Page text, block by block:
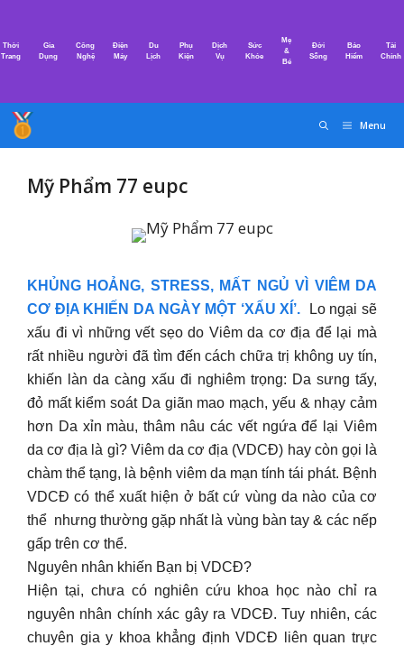
nội
Thời
Trang
Gia
Dụng
Công
Nghệ
Điện
Máy
Du
Lịch
Phụ
Kiện
Dịch
Vụ
Sức
Khỏe
Mẹ
&
Bé
Đời
Sống
Bảo
Hiểm
Tài
Chính
Menu
Mỹ Phẩm 77 eupc
KHỦNG HOẢNG, STRESS, MẤT NGỦ VÌ VIÊM DA
CƠ ĐỊA KHIẾN DA NGÀY MỘT ‘XẤU XÍ’.
Lo ngại sẽ
xấu đi vì những vết sẹo do Viêm da cơ địa để lại mà
rất nhiều người đã tìm đến cách chữa trị không uy tín,
khiến làn da càng xấu đi nghiêm trọng: Da sưng tấy,
đỏ mất kiểm soát Da giãn mao mạch, yếu & nhạy cảm
hơn Da xỉn màu, thâm nâu các vết ngứa để lại Viêm
da cơ địa là gì? Viêm da cơ địa (VDCĐ) hay còn gọi là
chàm thể tạng, là bệnh viêm da mạn tính tái phát. Bệnh
VDCĐ có thể xuất hiện ở bất cứ vùng da nào của cơ
thể nhưng thường gặp nhất là vùng bàn tay & các nếp
gấp trên cơ thể.
Nguyên nhân khiến Bạn bị VDCĐ?
Hiện tại, chưa có nghiên cứu khoa học nào chỉ ra
nguyên nhân chính xác gây ra VDCĐ. Tuy nhiên, các
chuyên gia y khoa khẳng định VDCĐ liên quan trực